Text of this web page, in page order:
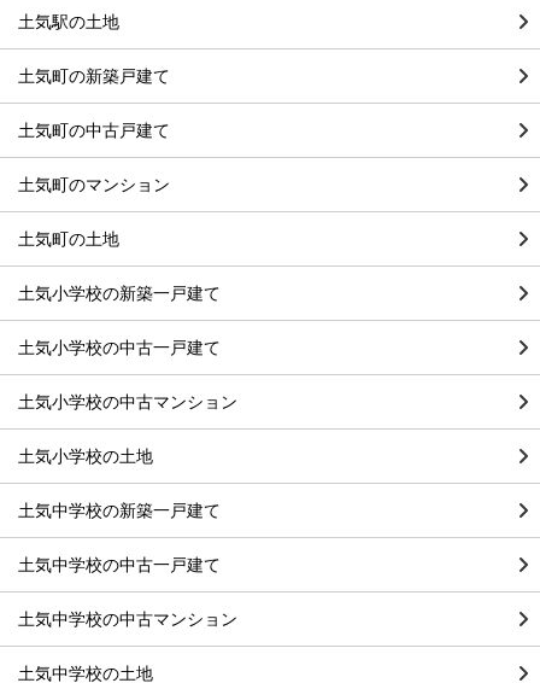
土気駅の土地
土気町の新築戸建て
土気町の中古戸建て
土気町のマンション
土気町の土地
土気小学校の新築一戸建て
土気小学校の中古一戸建て
土気小学校の中古マンション
土気小学校の土地
土気中学校の新築一戸建て
土気中学校の中古一戸建て
土気中学校の中古マンション
土気中学校の土地